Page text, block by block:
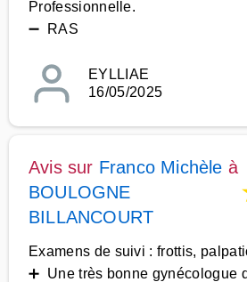
Professionnelle.
➖ RAS
EYLLIAE
16/05/2025
Avis sur Franco Michèle à
BOULOGNE
BILLANCOURT
Examens de suivi : frottis,
➕ Une très bonne gynécologue